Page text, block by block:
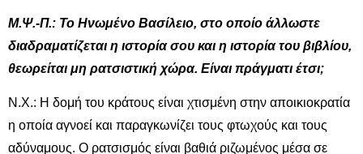
Μ.Ψ.-Π.: Το Ηνωμένο Βασίλειο, στο οποίο άλλωστε
διαδραματίζεται η ιστορία σου και η ιστορία του βιβλίου,
θεωρείται μη ρατσιστική χώρα. Είναι πράγματι έτσι;
Ν.Χ.: Η δομή του κράτους είναι χτισμένη στην αποικιοκρατία
η οποία αγνοεί και παραγκωνίζει τους φτωχούς και τους
αδύναμους. Ο ρατσισμός είναι βαθιά ριζωμένος μέσα σε